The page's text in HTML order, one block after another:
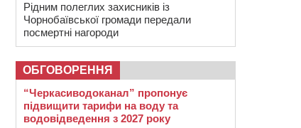
Рідним полеглих захисників із
Чорнобаївської громади передали
посмертні нагороди
ОБГОВОРЕННЯ
“Черкасиводоканал” пропонує
підвищити тарифи на воду та
водовідведення з 2027 року